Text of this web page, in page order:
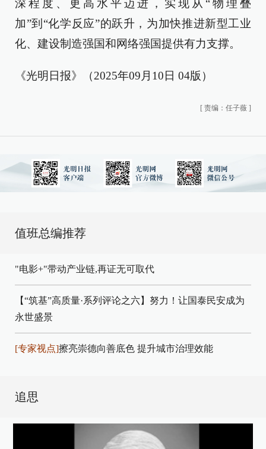
深程度、更高水平迈进，实现从“物理叠
加”到“化学反应”的跃升，为加快推进新型工业
化、建设制造强国和网络强国提供有力支撑。
《光明日报》（2025年09月10日 04版）
[ 责编：任子薇 ]
值班总编推荐
"电影+"带动产业链,再证无可取代
【“筑基”高质量·系列评论之六】努力！让国泰民安成为
永世盛景
[专家视点]擦亮崇德向善底色 提升城市治理效能
追思